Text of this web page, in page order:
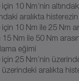
10 Nm’nin
aralıkta
10 Nm ile 25 Nm
Nm ile 50 Nm
eğimi
25 Nm’nin
üzerindeki aralıkta